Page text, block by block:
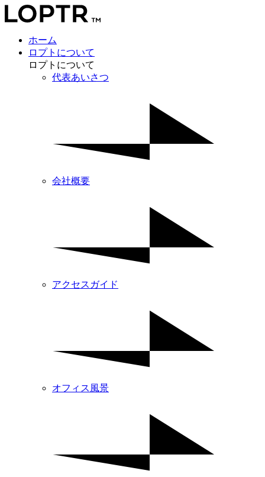
ホーム
ロプトについて
ロプトについて
代表あいさつ
会社概要
アクセスガイド
オフィス風景